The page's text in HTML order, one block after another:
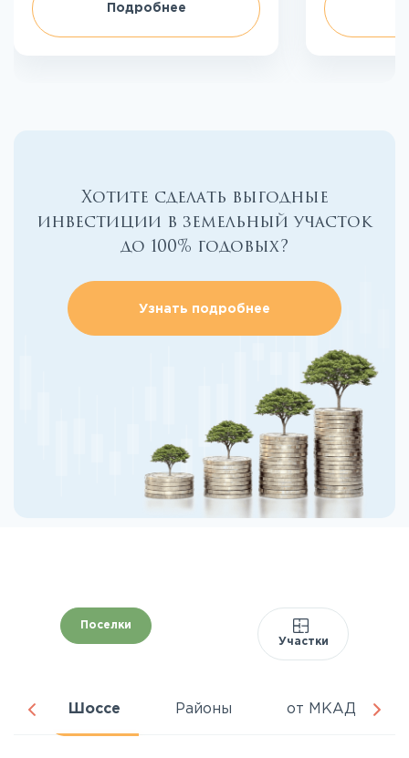
Подробнее
Хотите сделать выгодные
инвестиции в земельный участок
до 100% годовых?
Узнать подробнее
Поселки
Участки
Шоссе Районы от МКАД